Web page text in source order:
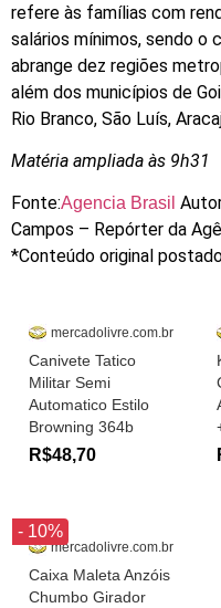
refere às famílias com
salários mínimos, sendo o
abrange dez regiões
além dos municípios de
Rio Branco, São Luís,
Matéria ampliada às 9h31
Fonte:Agencia Brasil
Campos – Repórter da
*Conteúdo original
mercadolivre.com.br
Canivete Tatico
Militar Semi
Automatico Estilo
Browning 364b
R$48,70
- 10%
mercadolivre.com.br
Caixa Maleta Anzóis
Chumbo Girador